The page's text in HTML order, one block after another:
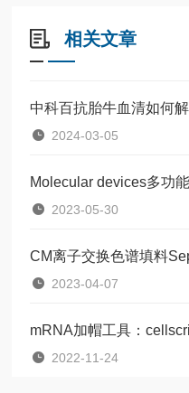
相关文章
中科百抗胎牛血清如何
2024-03-05
Molecular devices多功
2023-05-30
CM离子交换色谱填料
2023-04-07
mRNA加帽工具：
2022-11-24